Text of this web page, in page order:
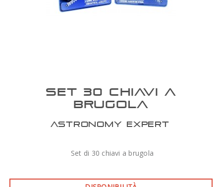
SET 30 CHIAVI A
BRUGOLA
ASTRONOMY EXPERT
Set di 30 chiavi a brugola